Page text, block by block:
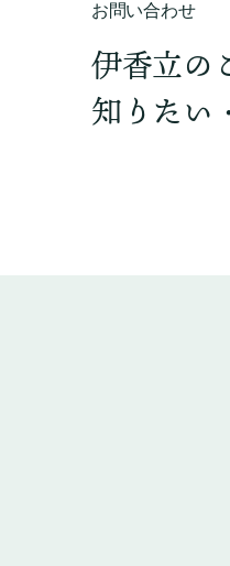
お問い合わせ
伊香立の
知りたい